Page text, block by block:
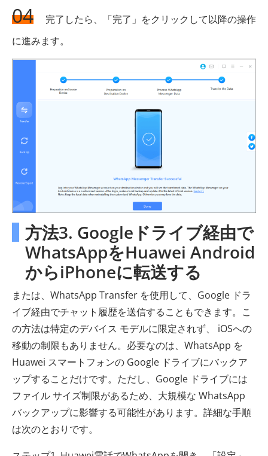
04
完了したら、「完了」をクリックして以降の操作
に進みます。
方法3. Googleドライブ経由で
WhatsAppをHuawei Android
からiPhoneに転送する
または、WhatsApp Transfer を使用して、Google ドラ
イブ経由でチャット履歴を送信することもできます。こ
の方法は特定のデバイス モデルに限定されず、 iOSへの
移動の制限もありません。必要なのは、WhatsApp を
Huawei スマートフォンの Google ドライブにバックア
ップすることだけです。ただし、Google ドライブには
ファイル サイズ制限があるため、大規模な WhatsApp
バックアップに影響する可能性があります。詳細な手順
は次のとおりです。